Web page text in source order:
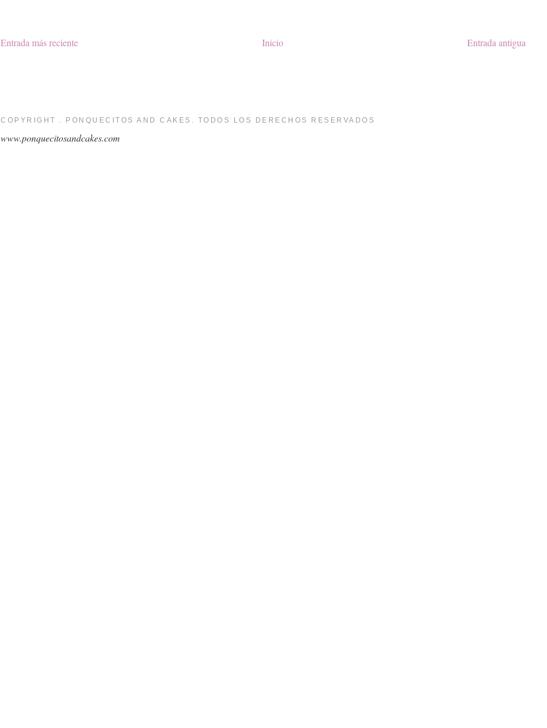
Entrada más reciente Entrada antigua
Inicio
COPYRIGHT . PONQUECITOS AND CAKES. TODOS LOS DERECHOS RESERVADOS
www.ponquecitosandcakes.com